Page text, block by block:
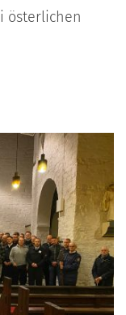
österlichen